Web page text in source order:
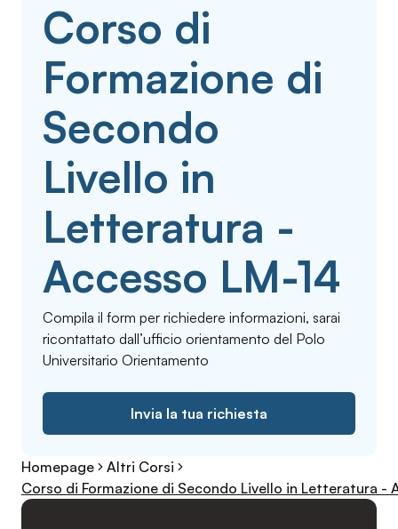
Corso di
Formazione di
Secondo
Livello in
Letteratura -
Accesso LM-14
Compila il form per richiedere informazioni, sarai
ricontattato dall’ufficio orientamento del Polo
Universitario Orientamento
Invia la tua richiesta
Homepage
Altri Corsi
Corso di Formazione di Secondo Livello in Letteratura -